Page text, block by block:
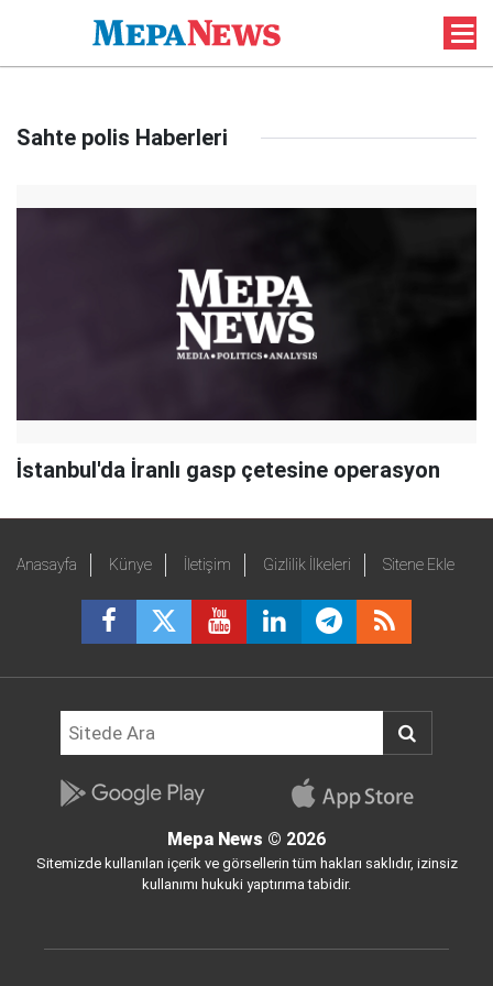
Sahte polis Haberleri
İstanbul'da İranlı gasp çetesine operasyon
Anasayfa Künye İletişim Gizlilik İlkeleri Sitene Ekle
Mepa News © 2026
Sitemizde kullanılan içerik ve görsellerin tüm hakları saklıdır, izinsiz
kullanımı hukuki yaptırıma tabidir.